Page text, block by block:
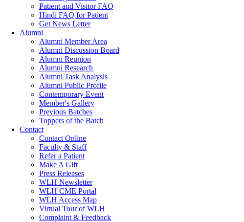
Patient and Visitor FAQ
Hindi FAQ for Patient
Get News Letter
Alumni
Alumni Member Area
Alumni Discussion Board
Alumni Reunion
Alumni Research
Alumni Task Analysis
Alumni Public Profile
Contemporary Event
Member's Gallery
Previous Batches
Toppers of the Batch
Contact
Contact Online
Faculty & Staff
Refer a Patient
Make A Gift
Press Releases
WLH Newsletter
WLH CME Portal
WLH Access Map
Virtual Tour of WLH
Complaint & Feedback